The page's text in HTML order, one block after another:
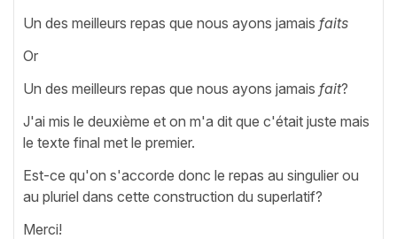
Un des meilleurs repas que nous ayons jamais faits
Or
Un des meilleurs repas que nous ayons jamais fait?
J'ai mis le deuxième et on m'a dit que c'était juste mais
le texte final met le premier.
Est-ce qu'on s'accorde donc le repas au singulier ou
au pluriel dans cette construction du superlatif?
Merci!